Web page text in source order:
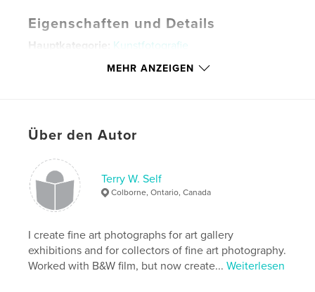
Eigenschaften und Details
Hauptkategorie:
Kunstfotografie
Standard-Querformat, 25×20 cm
essex county , Point Pelee National Park
Cedar Creek
black and white photography
ontario , canada , Windsor , marsh
farmland B&W
MEHR ANZEIGEN
Über den Autor
Terry W. Self
Colborne, Ontario, Canada
I create fine art photographs for art gallery
exhibitions and for collectors of fine art photography.
Worked with B&W film, but now create...Weiterlesen